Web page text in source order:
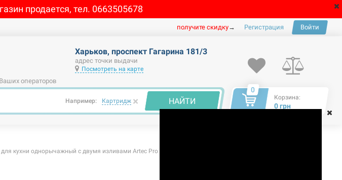
продается, тел. 0663505678
получите скидку→ Регистрация Войти
операторов
Харьков, проспект Гагарина 181/3
адрес точки выдачи
Посмотреть на карте
Например: Картридж × НАЙТИ
0
Корзина:
0 грн
для кухни однорычажный с двумя изливами Artec Pro KPF-1603 CH хром